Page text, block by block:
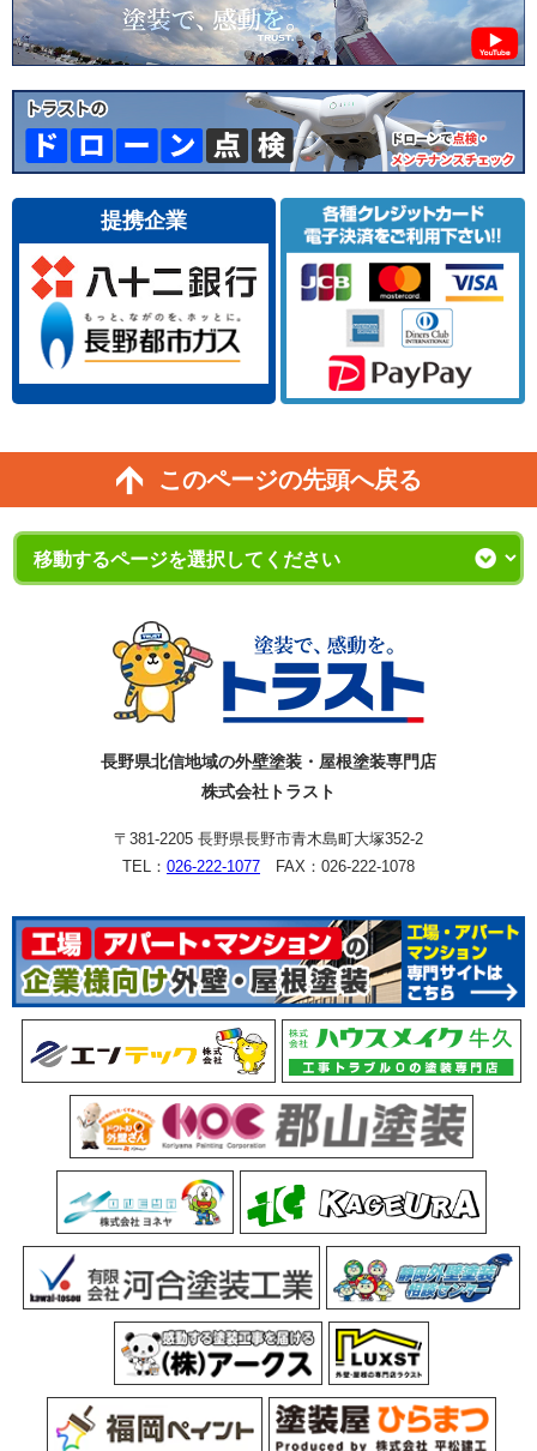
提携企業
このページの先頭へ戻る
長野県北信地域の外壁塗装・屋根塗装専門店
株式会社トラスト
〒381-2205 長野県長野市青木島町大塚352-2
TEL： 026-222-1077 FAX：026-222-1078